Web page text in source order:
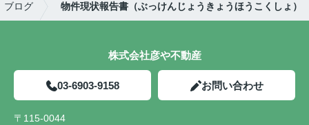
ブログ 物件現状報告書（ぶっけんじょうきょうほうこくしょ）
株式会社彦や不動産
03-6903-9158 お問い合わせ
〒115-0044